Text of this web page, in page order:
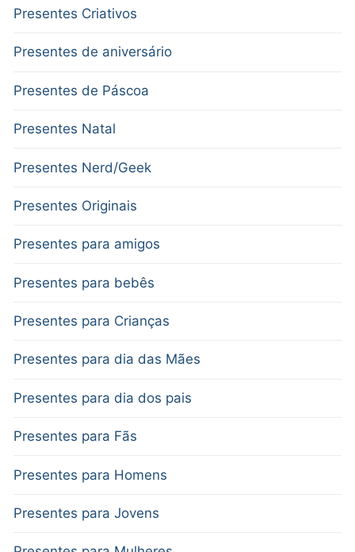
Presentes Criativos
Presentes de aniversário
Presentes de Páscoa
Presentes Natal
Presentes Nerd/Geek
Presentes Originais
Presentes para amigos
Presentes para bebês
Presentes para Crianças
Presentes para dia das Mães
Presentes para dia dos pais
Presentes para Fãs
Presentes para Homens
Presentes para Jovens